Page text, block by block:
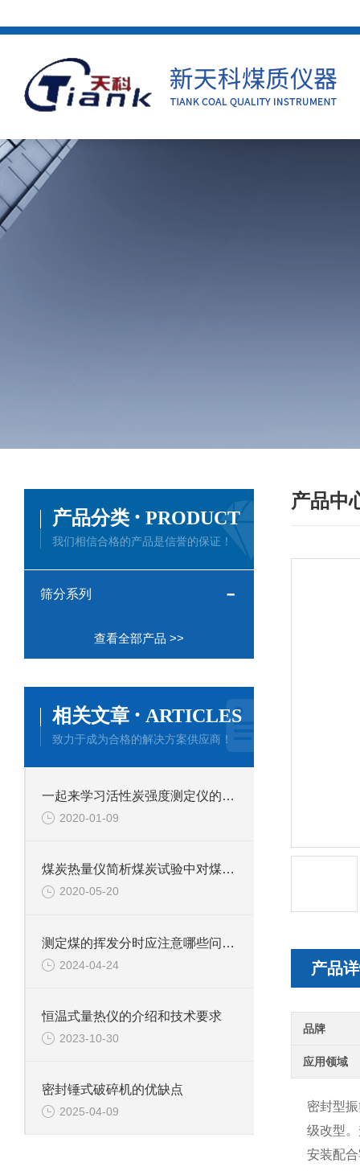
产品中
产品
品牌
应用领域
密封型
级改型
安装配
产品分类 · PRODUCT
我们相信合格的产品是信誉的保证！
筛分系列
查看全部产品 >>
相关文章 · ARTICLES
致力于成为合格的解决方案供应商！
一起来学习活性炭强度测定仪的操作步骤事项
2020-01-09
煤炭热量仪简析煤炭试验中对煤炭试样的采集是怎样的
2020-05-20
测定煤的挥发分时应注意哪些问题？
2024-04-24
恒温式量热仪的介绍和技术要求
2023-10-30
密封锤式破碎机的优缺点
2025-04-09